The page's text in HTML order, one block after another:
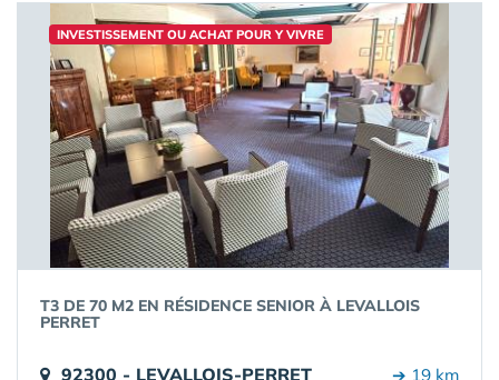
INVESTISSEMENT OU ACHAT POUR Y VIVRE
T3 DE 70 M2 EN RÉSIDENCE SENIOR À LEVALLOIS
PERRET
92300 - LEVALLOIS-PERRET ➔ 19 km